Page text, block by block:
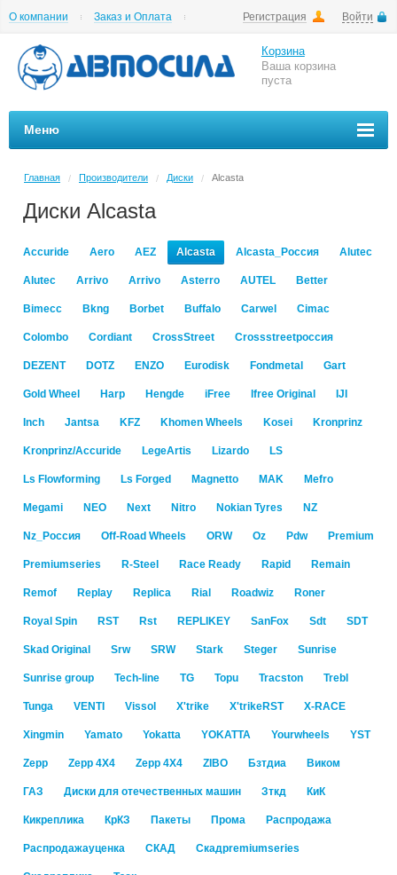
Регистрация Войти
О компании
Заказ и Оплата
Корзина
Ваша корзина
пуста
Меню
Главная / Производители / Диски / Alcasta
Диски Alcasta
Accuride Aero AEZ Alcasta Alcasta_Россия Alutec
Alutec Arrivo Arrivo Asterro AUTEL Better
Bimecc Bkng Borbet Buffalo Carwel Cimac
Colombo Cordiant CrossStreet Crossstreetроссия
DEZENT DOTZ ENZO Eurodisk Fondmetal Gart
Gold Wheel Harp Hengde iFree Ifree Original IJI
Inch Jantsa KFZ Khomen Wheels Kosei Kronprinz
Kronprinz/Accuride LegeArtis Lizardo LS
Ls Flowforming Ls Forged Magnetto MAK Mefro
Megami NEO Next Nitro Nokian Tyres NZ
Nz_Россия Off-Road Wheels ORW Oz Pdw Premium
Premiumseries R-Steel Race Ready Rapid Remain
Remof Replay Replica Rial Roadwiz Roner
Royal Spin RST Rst RЕPLIKEY SanFox Sdt SDT
Skad Original Srw SRW Stark Steger Sunrise
Sunrise group Tech-line TG Topu Tracston Trebl
Tunga VENTI Vissol X'trike X'trikeRST X-RACE
Xingmin Yamato Yokatta YOKATTA Yourwheels YST
Zepp Zepp 4X4 Zepp 4Х4 ZIBO Бзтдиа Виком
ГАЗ Диски для отечественных машин Зткд КиК
Кикреплика КрКЗ Пакеты Прома Распродажа
Распродажауценка СКАД Скадpremiumseries